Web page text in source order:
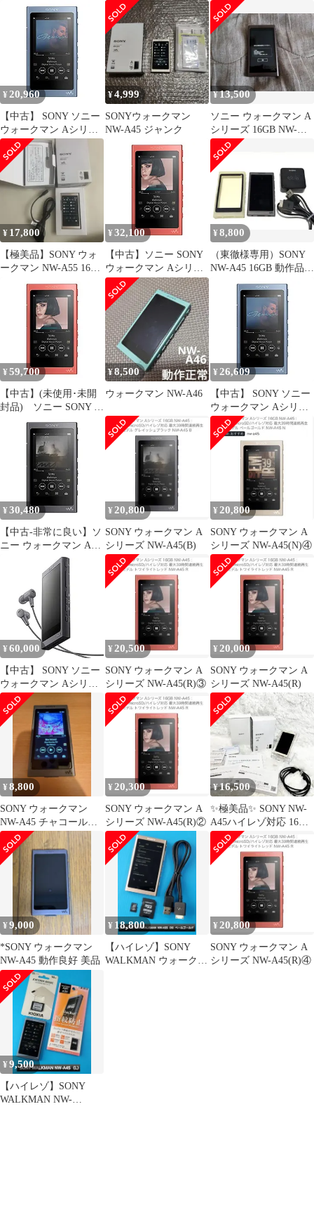
ズ 16GB NW-A45 :
Bluetooth/microSD/ハイ
レゾ対応 最大39時間連
続再生 2017年モデル ペ
ールゴールド NW-A45
N n5ksbvb
¥ 20,960
【中古】 SONY ソニー
ウォークマン Aシリー
ズ 16GB NW-A45
Bluetooth microSD ハイ
レゾ対応 最大39時間連
続再生 ムーンリットブ
ルー NW-A45 L
¥4,999
SONYウォークマン
NW-A45 ジャンク
¥13,500
ソニー ウォークマン A
シリーズ 16GB NW-
A55【ケーブル、ケー
ス付き】
¥ 17,800
【極美品】SONY ウォ
ークマン NW-A55 16GB
付属品付き ゴールド
¥ 32,100
【中古】ソニー SONY
ウォークマン Aシリー
ズ 16GB NW-A45 :
Bluetooth/microSD/ハイ
レゾ対応 最大39時間連
続再生 2017年モデル ト
ワイライトレッド NW-
A n5ksbvb
¥8,800
（東徹様専用）SONY
NW-A45 16GB 動作品
ケース付
¥ 59,700
【中古】(未使用･未開
封品) ソニー SONY ウ
ォークマン Aシリーズ
16GB NW-A45 :
Bluetooth/microSD/ハイ
レゾ対応 最大39時間連
続再生 2017年モデル ト
ワイライトレッド NW-
A wyeba8q
¥8,500
ウォークマン NW-A46
¥ 26,609
【中古】 SONY ソニー
ウォークマン Aシリー
ズ 16GB NW-A45
Bluetooth microSD ハイ
レゾ対応 最大39時間連
続再生 ムーンリットブ
ルー NW-A45 L
¥ 30,480
【中古-非常に良い】ソ
ニー ウォークマン Aシ
リーズ 16GB NW-A45 :
Bluetooth/microSD/ハイ
レゾ対応 最大39時間連
続再生 2017年モデル グ
レイッシュブラック
NW-A45
¥ 20,800
SONY ウォークマン A
シリーズ NW-A45(B)
¥ 20,800
SONY ウォークマン A
シリーズ NW-A45(N)④
¥ 60,000
【中古】 SONY ソニー
ウォークマン Aシリー
ズ 16GB NW-A45HN
Bluetooth microSD ハイ
レゾ対応 最大39時間連
続再生 2017年 （イヤホ
ンなし）
¥ 20,500
SONY ウォークマン A
シリーズ NW-A45(R)③
¥ 20,000
SONY ウォークマン A
シリーズ NW-A45(R)
¥8,800
SONY ウォークマン
NW-A45 チャコールブ
ラック
¥ 20,300
SONY ウォークマン A
シリーズ NW-A45(R)②
¥16,500
✨極美品✨ SONY NW-
A45ハイレゾ対応 16G
ペールゴールド
¥9,000
*SONY ウォークマン
NW-A45 動作良好 美品
¥ 18,800
【ハイレゾ】SONY
WALKMAN ウォークマ
¥ 20,800
SONY ウォークマン A
シリーズ NW-A45(R)④
¥9,500
【ハイレゾ】SONY
WALKMAN NW-